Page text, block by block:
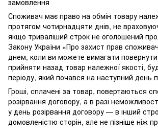
замовлення
Споживач має право на обмін товару
протягом чотирнадцяти днів, не
якщо триваліший строк не оголошений
Закону України «Про захист прав
днем, коли ви можете вимагати
прийняти назад товар належної якості,
періоду, який почався на наступний день
Гроші, сплачені за товар, повертаються
розірвання договору, а в разі
у день розірвання договору — в інший
домовленістю сторін, але не пізніше ніж